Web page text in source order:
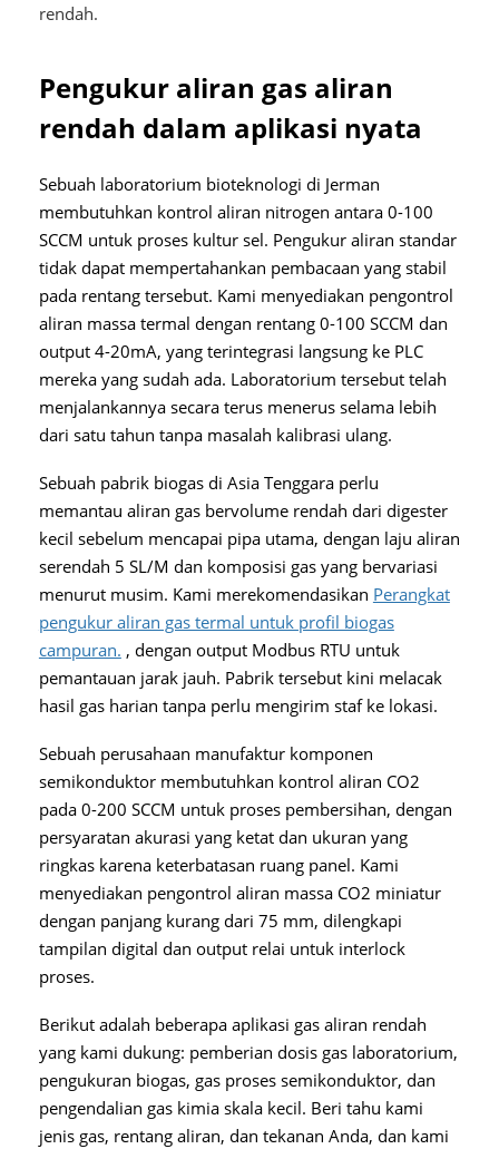
rendah.
Pengukur aliran gas aliran
rendah dalam aplikasi nyata
Sebuah laboratorium bioteknologi di Jerman
membutuhkan kontrol aliran nitrogen antara 0-100
SCCM untuk proses kultur sel. Pengukur aliran standar
tidak dapat mempertahankan pembacaan yang stabil
pada rentang tersebut. Kami menyediakan pengontrol
aliran massa termal dengan rentang 0-100 SCCM dan
output 4-20mA, yang terintegrasi langsung ke PLC
mereka yang sudah ada. Laboratorium tersebut telah
menjalankannya secara terus menerus selama lebih
dari satu tahun tanpa masalah kalibrasi ulang.
Sebuah pabrik biogas di Asia Tenggara perlu
memantau aliran gas bervolume rendah dari digester
kecil sebelum mencapai pipa utama, dengan laju aliran
serendah 5 SL/M dan komposisi gas yang bervariasi
menurut musim. Kami merekomendasikan Perangkat
pengukur aliran gas termal untuk profil biogas
campuran. , dengan output Modbus RTU untuk
pemantauan jarak jauh. Pabrik tersebut kini melacak
hasil gas harian tanpa perlu mengirim staf ke lokasi.
Sebuah perusahaan manufaktur komponen
semikonduktor membutuhkan kontrol aliran CO2
pada 0-200 SCCM untuk proses pembersihan, dengan
persyaratan akurasi yang ketat dan ukuran yang
ringkas karena keterbatasan ruang panel. Kami
menyediakan pengontrol aliran massa CO2 miniatur
dengan panjang kurang dari 75 mm, dilengkapi
tampilan digital dan output relai untuk interlock
proses.
Berikut adalah beberapa aplikasi gas aliran rendah
yang kami dukung: pemberian dosis gas laboratorium,
pengukuran biogas, gas proses semikonduktor, dan
pengendalian gas kimia skala kecil. Beri tahu kami
jenis gas, rentang aliran, dan tekanan Anda, dan kami